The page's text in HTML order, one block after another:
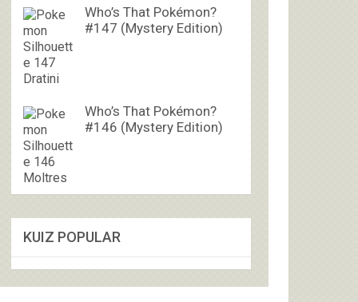
Who’s That Pokémon?
#147 (Mystery Edition)
Who’s That Pokémon?
#146 (Mystery Edition)
KUIZ POPULAR